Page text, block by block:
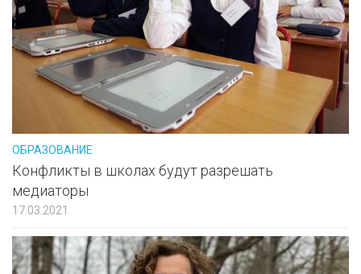
ОБРАЗОВАНИЕ
Конфликты в школах будут разрешать
медиаторы
17.03.2021